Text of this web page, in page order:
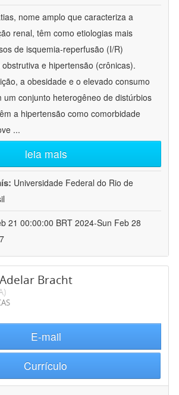
nome amplo que caracteriza a
renal, têm como etiologias mais
de isquemia-reperfusão (I/R)
e hipertensão (crônicas).
a obesidade e o elevado consumo
um conjunto heterogêneo de distúrbios
a hipertensão como comorbidade
...
leia mais
Universidade Federal do Rio de
21 00:00:00 BRT 2024-Sun Feb 28
Adelar Bracht
E-mail
Currículo